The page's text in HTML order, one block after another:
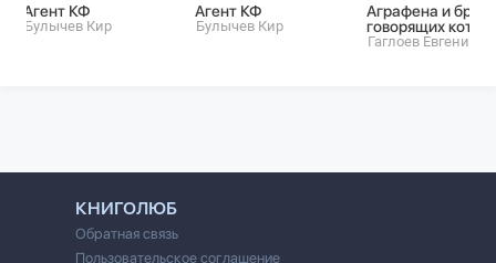
Агент КФ
Булычев Кир
Агент КФ
Булычев Кир
Аграфена и
говорящих котов
Гаглоев Евгений
КНИГОЛЮБ
Обратная связь
Пользовательское соглашение